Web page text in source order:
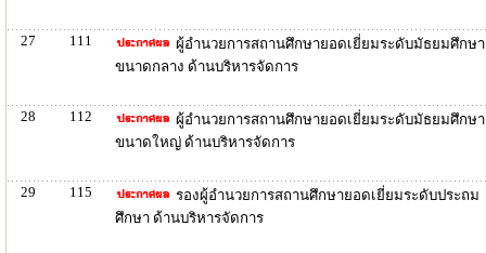
27 111
ผู้อำนวยการสถานศึกษายอดเยี่ยมระดับมัธยมศึกษา
ขนาดกลาง ด้านบริหารจัดการ
28 112
ผู้อำนวยการสถานศึกษายอดเยี่ยมระดับมัธยมศึกษา
ขนาดใหญ่ ด้านบริหารจัดการ
29 115
รองผู้อำนวยการสถานศึกษายอดเยี่ยมระดับประถม
ศึกษา ด้านบริหารจัดการ